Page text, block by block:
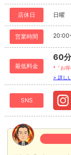
店休日 日曜
営業時間 20:00
最低料金
60
*「お得
> 詳し
SNS